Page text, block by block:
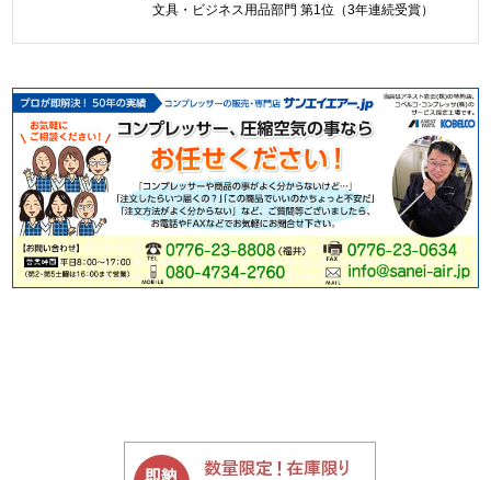
文具・ビジネス用品部門 第1位（3年連続受賞）